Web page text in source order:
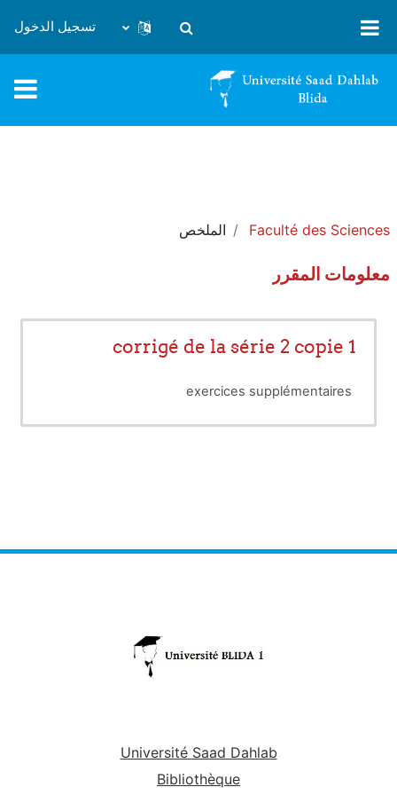
تبديل إدخال البحث
تسجيل الدخول
Faculté des Sciences الملخص
معلومات المقرر
corrigé de la série 2 copie 1
exercices supplémentaires
Université Saad Dahlab
Bibliothèque